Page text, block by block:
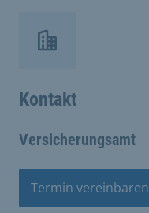
Kontakt
Versicherungsamt
Termin
Termin vereinbaren